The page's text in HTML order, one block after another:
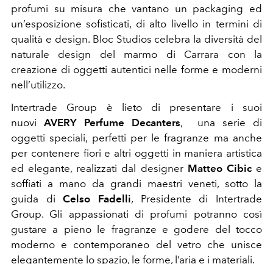
profumi su misura che vantano un packaging ed
un’esposizione soﬁsticati, di alto livello in termini di
qualità e design. Bloc Studios celebra la diversità del
naturale design del marmo di Carrara con la
creazione di oggetti autentici nelle forme e moderni
nell’utilizzo.
Intertrade Group è lieto di presentare i suoi
nuoviAVERY Perfume Decanters, una serie di
oggetti speciali, perfetti per le fragranze ma anche
per contenere fiori e altri oggetti in maniera artistica
ed elegante, realizzati dal designer Matteo Cibice
soffiati a mano da grandi maestri veneti, sotto la
guida diCelso Fadelli, Presidente di Intertrade
Group. Gli appassionati di profumi potranno così
gustare a pieno le fragranze e godere del tocco
moderno e contemporaneo del vetro che unisce
elegantemente lo spazio, le forme, l’aria e i materiali.